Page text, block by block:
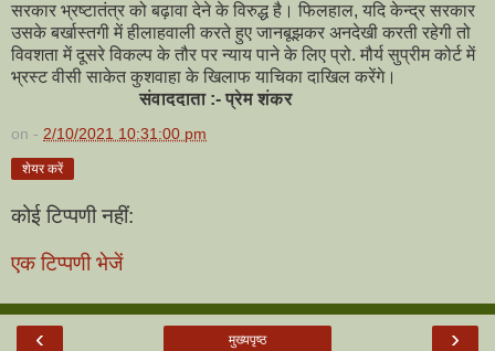
सरकार भ्रष्टातंत्र को बढ़ावा देने के विरुद्ध है। फिलहाल, यदि केन्द्र सरकार
उसके बर्खास्तगी में हीलाहवाली करते हुए जानबूझकर अनदेखी करती रहेगी तो
विवशता में दूसरे विकल्प के तौर पर न्याय पाने के लिए प्रो. मौर्य सुप्रीम कोर्ट में
भ्रस्ट वीसी साकेत कुशवाहा के खिलाफ याचिका दाखिल करेंगे।
संवाददाता :- प्रेम शंकर
on - 2/10/2021 10:31:00 pm
शेयर करें
कोई टिप्पणी नहीं:
एक टिप्पणी भेजें
‹ ›
मुख्यपृष्ठ